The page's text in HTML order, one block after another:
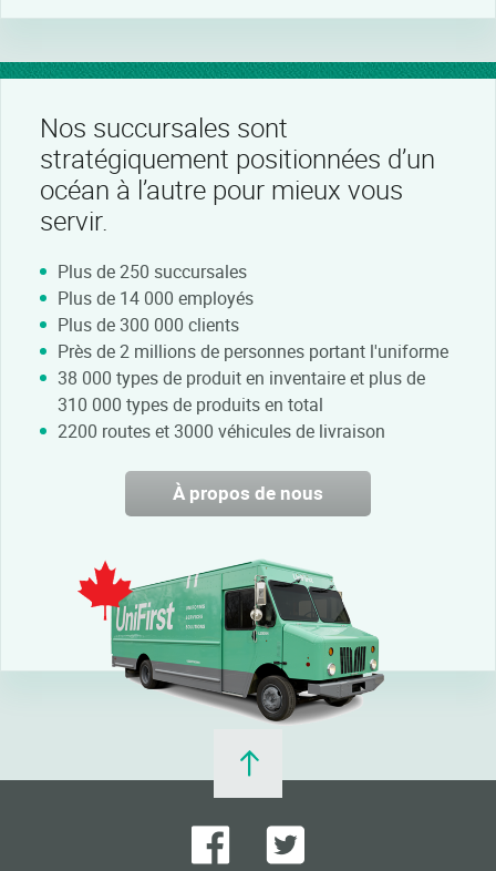
Nos succursales sont
stratégiquement positionnées d’un
océan à l’autre pour mieux vous
servir.
Plus de 250 succursales
Plus de 14 000 employés
Plus de 300 000 clients
Près de 2 millions de personnes portant l'uniforme
38 000 types de produit en inventaire et plus de
310 000 types de produits en total
2200 routes et 3000 véhicules de livraison
À propos de nous